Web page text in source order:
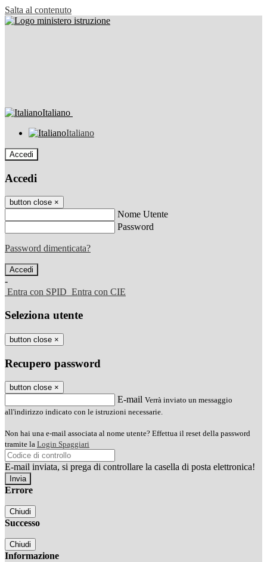
Salta al contenuto
Italiano
Italiano
Accedi
Accedi
button close ×
Nome Utente
Password
Password dimenticata?
-
Entra con SPID Entra con CIE
Seleziona utente
button close ×
Recupero password
button close ×
E-mail Verrà inviato un messaggio
all'indirizzo indicato con le istruzioni necessarie.
Non hai una e-mail associata al nome utente? Effettua il reset della password
tramite la Login Spaggiari
E-mail inviata, si prega di controllare la casella di posta elettronica!
Errore
Chiudi
Successo
Chiudi
Informazione